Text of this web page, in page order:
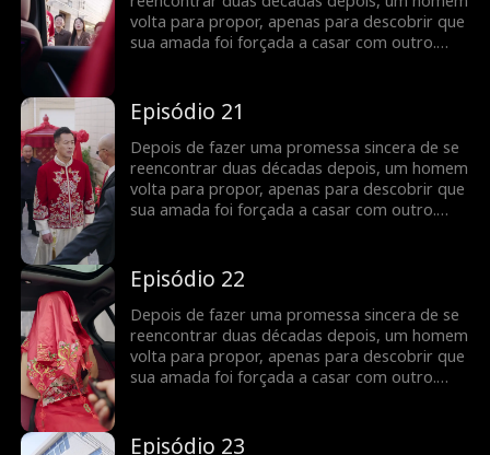
volta para propor, apenas para descobrir que
sua amada foi forçada a casar com outro.
jornada para lutar por seu amor. Será que o
verdadeiro amor pode prevalecer e a justiça
ser feita, permitindo que finalmente fiquem
juntos?
Episódio 21
Depois de fazer uma promessa sincera de se
reencontrar duas décadas depois, um homem
volta para propor, apenas para descobrir que
sua amada foi forçada a casar com outro.
jornada para lutar por seu amor. Será que o
verdadeiro amor pode prevalecer e a justiça
ser feita, permitindo que finalmente fiquem
juntos?
Episódio 22
Depois de fazer uma promessa sincera de se
reencontrar duas décadas depois, um homem
volta para propor, apenas para descobrir que
sua amada foi forçada a casar com outro.
jornada para lutar por seu amor. Será que o
Episódio 23